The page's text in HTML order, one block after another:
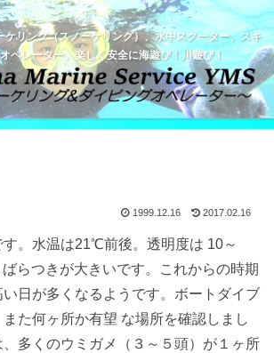
ケリング（スノーケリング）、水中スクーター、スキ
ペレーター。楽しく安全に海遊び！川遊び！
1999.12.16 2017.02.16
。水温は21℃前後。透明度は 10～
らつきが大きいです。これからの時期
日が多くなるようです。ボートダイブ
た何ヶ所か有望 な場所を確認しまし
多くのウミガメ（３～５頭）が１ヶ所